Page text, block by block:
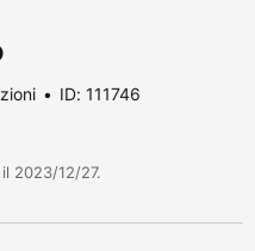
ID: 111746
2023/12/27.